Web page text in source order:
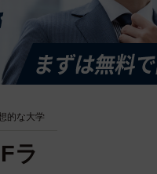
的な大学
ラ